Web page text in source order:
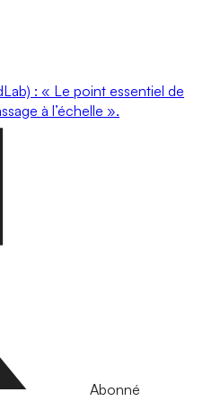
: « Le point essentiel de
à l’échelle ».
Abonné